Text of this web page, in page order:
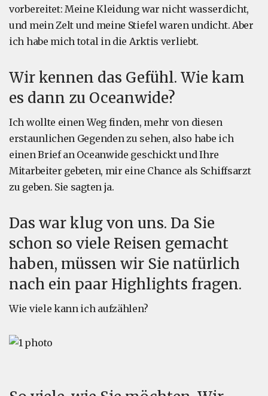
vorbereitet: Meine Kleidung war nicht wasserdicht,
und mein Zelt und meine Stiefel waren undicht. Aber
ich habe mich total in die Arktis verliebt.
Wir kennen das Gefühl. Wie kam
es dann zu Oceanwide?
Ich wollte einen Weg finden, mehr von diesen
erstaunlichen Gegenden zu sehen, also habe ich
einen Brief an Oceanwide geschickt und Ihre
Mitarbeiter gebeten, mir eine Chance als Schiffsarzt
zu geben. Sie sagten ja.
Das war klug von uns. Da Sie
schon so viele Reisen gemacht
haben, müssen wir Sie natürlich
nach ein paar Highlights fragen.
Wie viele kann ich aufzählen?